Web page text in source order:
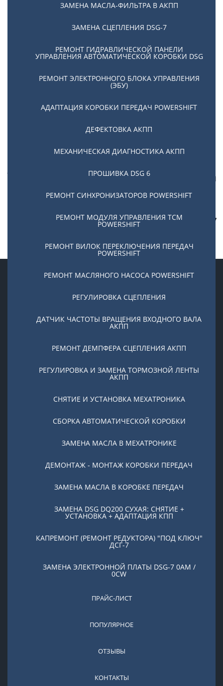
ЗАМЕНА МАСЛА-ФИЛЬТРА В АКПП
ЗАМЕНА СЦЕПЛЕНИЯ DSG-7
РЕМОНТ ГИДРАВЛИЧЕСКОЙ ПАНЕЛИ
УПРАВЛЕНИЯ АВТОМАТИЧЕСКОЙ КОРОБКИ DSG
РЕМОНТ ЭЛЕКТРОННОГО БЛОКА УПРАВЛЕНИЯ
(ЭБУ)
АДАПТАЦИЯ КОРОБКИ ПЕРЕДАЧ POWERSHIFT
ДЕФЕКТОВКА АКПП
МЕХАНИЧЕСКАЯ ДИАГНОСТИКА АКПП
ПРОШИВКА DSG 6
РЕМОНТ СИНХРОНИЗАТОРОВ POWERSHIFT
РЕМОНТ МОДУЛЯ УПРАВЛЕНИЯ TCM
POWERSHIFT
РЕМОНТ ВИЛОК ПЕРЕКЛЮЧЕНИЯ ПЕРЕДАЧ
POWERSHIFT
РЕМОНТ МАСЛЯНОГО НАСОСА POWERSHIFT
РЕГУЛИРОВКА СЦЕПЛЕНИЯ
ДАТЧИК ЧАСТОТЫ ВРАЩЕНИЯ ВХОДНОГО ВАЛА
АКПП
РЕМОНТ ДЕМПФЕРА СЦЕПЛЕНИЯ АКПП
РЕГУЛИРОВКА И ЗАМЕНА ТОРМОЗНОЙ ЛЕНТЫ
АКПП
СНЯТИЕ И УСТАНОВКА МЕХАТРОНИКА
СБОРКА АВТОМАТИЧЕСКОЙ КОРОБКИ
ЗАМЕНА МАСЛА В МЕХАТРОНИКЕ
ДЕМОНТАЖ - МОНТАЖ КОРОБКИ ПЕРЕДАЧ
ЗАМЕНА МАСЛА В КОРОБКЕ ПЕРЕДАЧ
ЗАМЕНА DSG DQ200 СУХАЯ: СНЯТИЕ +
УСТАНОВКА + АДАПТАЦИЯ КПП
КАПРЕМОНТ (РЕМОНТ РЕДУКТОРА) "ПОД КЛЮЧ"
ДСГ-7
ЗАМЕНА ЭЛЕКТРОННОЙ ПЛАТЫ DSG-7 0AM /
0CW
ПРАЙС-ЛИСТ
ПОПУЛЯРНОЕ
ОТЗЫВЫ
КОНТАКТЫ
Я даюсогласиенаобработку персональных
данных
Отправить
Узнайте точную стоимость ремонта
DSG 6, 7 или Powershift вместе с
запчастями
и получите консультацию мастера + скидку
10%
+ Буклет«Как избежать 7 частых поломок
PowerShift и DSG»
DSG, PowerShift, CVT в Москве
• Каширское ш. 3/1 • ул. Кольская 1/3 • ул. Зорге 19
• ул. Ташкентская 28/6
+7 (499) 553-07-03
Заказать звонок
КОМПАНИЯ
О компании
Проекты
Контакты
РЕМОНТ DSG
Audi